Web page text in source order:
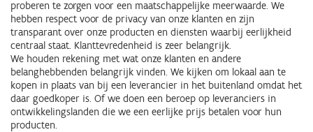
proberen te zorgen voor een maatschappelijke meerwaarde. We
hebben respect voor de privacy van onze klanten en zijn
transparant over onze producten en diensten waarbij eerlijkheid
centraal staat. Klanttevredenheid is zeer belangrijk.
We houden rekening met wat onze klanten en andere
belanghebbenden belangrijk vinden. We kijken om lokaal aan te
kopen in plaats van bij een leverancier in het buitenland omdat het
daar goedkoper is. Of we doen een beroep op leveranciers in
ontwikkelingslanden die we een eerlijke prijs betalen voor hun
producten.